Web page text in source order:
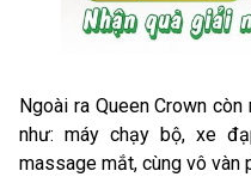
Ngoài ra Queen Crown
như: máy chạy bộ, xe
massage mắt, cùng vô vàn